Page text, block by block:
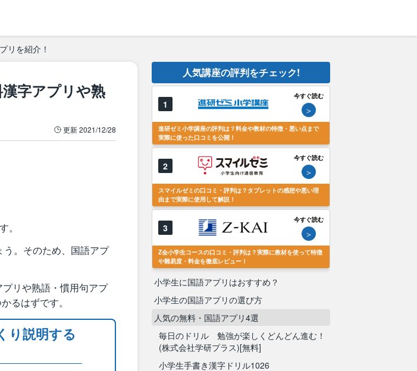
リを紹介！
字アプリや熟
更新2021/12/28
。
う。そのため、国語アプ
リや熟語・慣用句アプ
るはずです。
り説明する
人気講座の評判をチェック!
1
今すぐ読む
＞
進研ゼミ小学講座の評判は？料金や教材の特徴・悪い点まで
実際に使った口コミを公開！
2
今すぐ読む
＞
スマイルゼミの口コミ・評判は？タブレットの感想や悪い理
由まで実際に使用して解説！
3
今すぐ読む
＞
Z会小学生コースの口コミ・評判は？実際に教材を使って特徴
や難易度・料金を徹底レビュー！
小学生に国語アプリはおすすめ？
小学生の国語アプリの選び方
人気の無料・国語アプリ4選
毎日のドリル 勉強が楽しくどんどん進む！
(株式会社学研プラス)[無料]
小学生手書き漢字ドリル1026